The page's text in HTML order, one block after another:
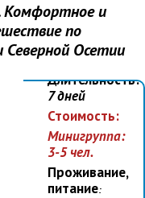
Комфортное и
по
Осетии
каждое
воскресенье с
июня по
ноябрь 2025
Длительность:
7 дней
Стоимость:
Минигруппа:
3-5 чел.
Проживание,
питание: